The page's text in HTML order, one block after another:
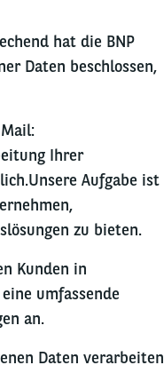
hat die BNP
Daten beschlossen,
Ihrer
Unsere Aufgabe ist
zu bieten.
Kunden in
umfassende
an.
Daten verarbeiten